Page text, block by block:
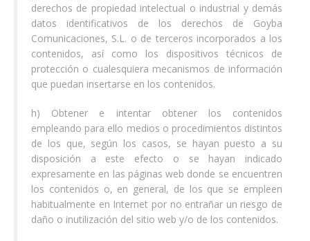
derechos de propiedad intelectual o industrial y demás
datos identificativos de los derechos de Goyba
Comunicaciones, S.L. o de terceros incorporados a los
contenidos, así como los dispositivos técnicos de
protección o cualesquiera mecanismos de información
que puedan insertarse en los contenidos.
h) Obtener e intentar obtener los contenidos
empleando para ello medios o procedimientos distintos
de los que, según los casos, se hayan puesto a su
disposición a este efecto o se hayan indicado
expresamente en las páginas web donde se encuentren
los contenidos o, en general, de los que se empleen
habitualmente en Internet por no entrañar un riesgo de
daño o inutilización del sitio web y/o de los contenidos.